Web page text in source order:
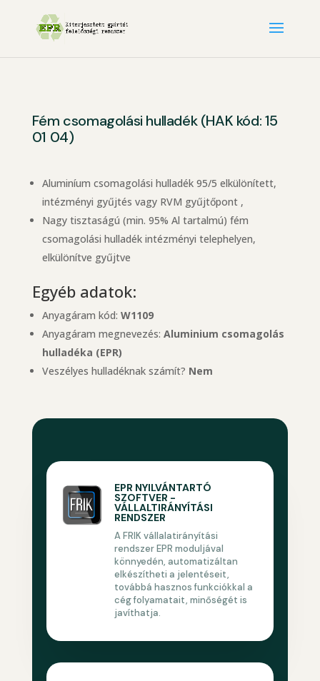
Fém csomagolási hulladék (HAK kód: 15
01 04)
Aluminíum csomagolási hulladék 95/5 elkülönített,
intézményi gyűjtés vagy RVM gyűjtőpont ,
Nagy tisztaságú (min. 95% Al tartalmú) fém
csomagolási hulladék intézményi telephelyen,
elkülönítve gyűjtve
Egyéb adatok:
Anyagáram kód: W1109
Anyagáram megnevezés: Aluminium csomagolás
hulladéka (EPR)
Veszélyes hulladéknak számít? Nem
EPR NYILVÁNTARTÓ
SZOFTVER -
VÁLLALTIRÁNYÍTÁSI
RENDSZER
A FRIK vállalatirányítási
rendszer EPR moduljával
könnyedén, automatizáltan
elkészítheti a jelentéseit,
továbbá hasznos funkciókkal a
cég folyamatait, minőségét is
javíthatja.